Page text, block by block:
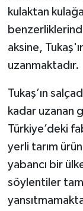
kulaktan
aksine,
uzanmaktadır.
Tukaş’ın
kadar uzanan
Türkiye’deki
yerli tarım
yabancı bir
söylentiler